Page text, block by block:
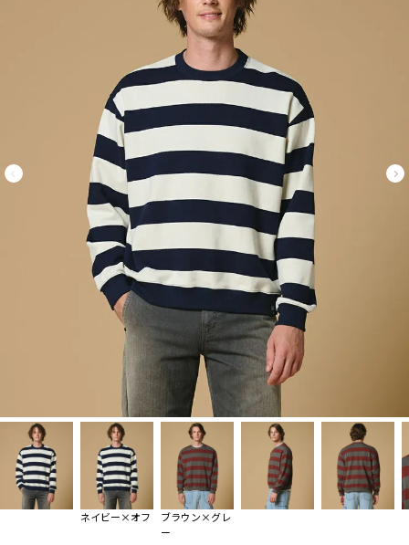
ネイビー×オフ
ブラウン×グレ
ー